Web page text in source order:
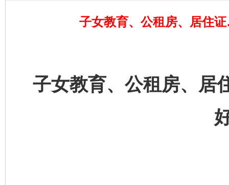
子女教育、公租房、居住
子女教育、公租房、